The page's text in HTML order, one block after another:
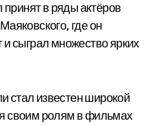
принят в ряды актёров
где он
и сыграл множество ярких
стал известен широкой
своим ролям в фильмах